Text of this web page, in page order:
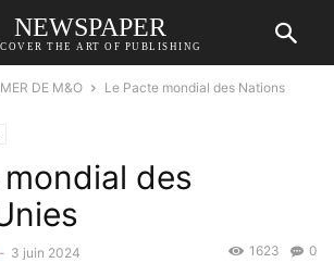
NEWSPAPER
THE ART OF PUBLISHING
DE M&O
Le Pacte mondial des Nations
des
- 3 juin 2024 0
1623